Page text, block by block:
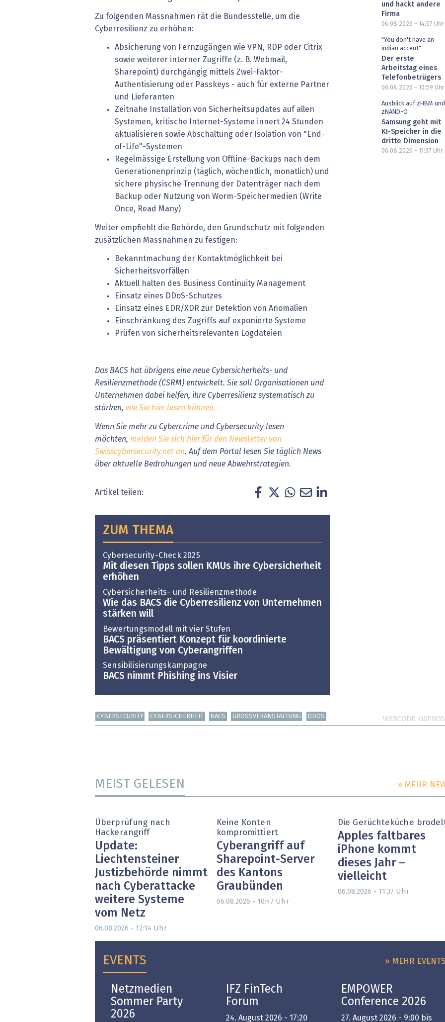
Zu folgenden Massnahmen rät die Bundesstelle, um die
Cyberresilienz zu erhöhen:
Absicherung von Fernzugängen wie VPN, RDP oder Citrix
sowie weiterer interner Zugriffe (z. B. Webmail,
Sharepoint) durchgängig mittels Zwei-Faktor-
Authentisierung oder Passkeys - auch für externe Partner
und Lieferanten
Zeitnahe Installation von Sicherheitsupdates auf allen
Systemen, kritische Internet-Systeme innert 24 Stunden
aktualisieren sowie Abschaltung oder Isolation von "End-
of-Life"-Systemen
Regelmässige Erstellung von Offline-Backups nach dem
Generationenprinzip (täglich, wöchentlich, monatlich) und
sichere physische Trennung der Datenträger nach dem
Backup oder Nutzung von Worm-Speichermedien (Write
Once, Read Many)
Weiter empfiehlt die Behörde, den Grundschutz mit folgenden
zusätzlichen Massnahmen zu festigen:
Bekanntmachung der Kontaktmöglichkeit bei
Sicherheitsvorfällen
Aktuell halten des Business Continuity Management
Einsatz eines DDoS-Schutzes
Einsatz eines EDR/XDR zur Detektion von Anomalien
Einschränkung des Zugriffs auf exponierte Systeme
Prüfen von sicherheitsrelevanten Logdateien
Das BACS hat übrigens eine neue Cybersicherheits- und
Resilienzmethode (CSRM) entwickelt. Sie soll Organisationen und
Unternehmen dabei helfen, ihre Cyberresilienz systematisch zu
stärken, wie Sie hier lesen können.
Wenn Sie mehr zu Cybercrime und Cybersecurity lesen
möchten, melden Sie sich hier für den Newsletter von
Swisscybersecurity.net an. Auf dem Portal lesen Sie täglich News
über aktuelle Bedrohungen und neue Abwehrstrategien.
Artikel teilen:
ZUM THEMA
Cybersecurity-Check 2025
Mit diesen Tipps sollen KMUs ihre Cybersicherheit
erhöhen
Cybersicherheits- und Resilienzmethode
Wie das BACS die Cyberresilienz von Unternehmen
stärken will
Bewertungsmodell mit vier Stufen
BACS präsentiert Konzept für koordinierte
Bewältigung von Cyberangriffen
Sensibilisierungskampagne
BACS nimmt Phishing ins Visier
und hackt andere
Firma
06.08.2026 - 14:57 Uhr
"You don't have an
indian accent"
Der erste
Arbeitstag eines
Telefonbetrügers
06.08.2026 - 10:59 Uhr
Ausblick auf zHBM und
zNAND-O
Samsung geht mit
KI-Speicher in die
dritte Dimension
06.08.2026 - 11:37 Uhr
CYBERSECURITY CYBERSICHERHEIT BACS GROSSVERANSTALTUNG DDOS WEBCODE
MEIST GELESEN » MEHR
Überprüfung nach
Hackerangriff
Update:
Liechtensteiner
Justizbehörde nimmt
nach Cyberattacke
weitere Systeme
vom Netz
06.08.2026 - 12:14 Uhr
Keine Konten
kompromittiert
Cyberangriff auf
Sharepoint-Server
des Kantons
Graubünden
06.08.2026 - 10:47 Uhr
Die Gerüchteküche
Apples faltbares
iPhone kommt
dieses Jahr –
vielleicht
06.08.2026 - 11:37 Uhr
EVENTS » MEHR EVENTS
Netzmedien
Sommer Party
2026
IFZ FinTech
Forum
24. August 2026 - 17:20
EMPOWER
Conference 2026
27. August 2026 - 9:00 bis